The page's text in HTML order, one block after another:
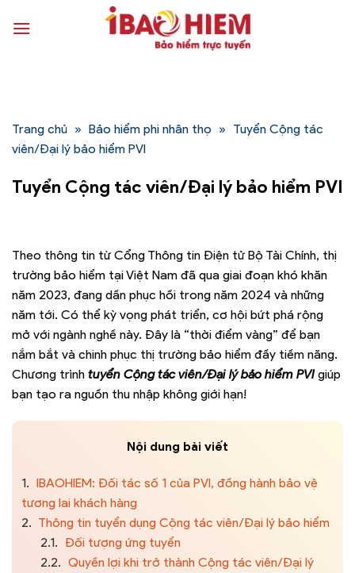
qua
Trang chủ » Bảo hiểm phi nhân thọ » Tuyển Cộng tác
viên/Đại lý bảo hiểm PVI
Tuyển Cộng tác viên/Đại lý bảo hiểm PVI
Theo thông tin từ Cổng Thông tin Điện tử Bộ Tài Chính, thị
trường bảo hiểm tại Việt Nam đã qua giai đoạn khó khăn
năm 2023, đang dần phục hồi trong năm 2024 và những
năm tới. Có thể kỳ vọng phát triển, cơ hội bứt phá rộng
mở với ngành nghề này. Đây là “thời điểm vàng” để bạn
nắm bắt và chinh phục thị trường bảo hiểm đầy tiềm năng.
Chương trình tuyển Cộng tác viên/Đại lý bảo hiểm PVIgiúp
bạn tạo ra nguồn thu nhập không giới hạn!
Nội dung bài viết
1. IBAOHIEM: Đối tác số 1 của PVI, đồng hành bảo vệ
tương lai khách hàng
2. Thông tin tuyển dụng Cộng tác viên/Đại lý bảo hiểm
2.1. Đối tượng ứng tuyển
2.2. Quyền lợi khi trở thành Cộng tác viên/Đại lý